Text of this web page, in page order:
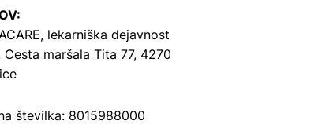
lekarniška dejavnost
Cesta maršala Tita 77, 4270
številka: 8015988000